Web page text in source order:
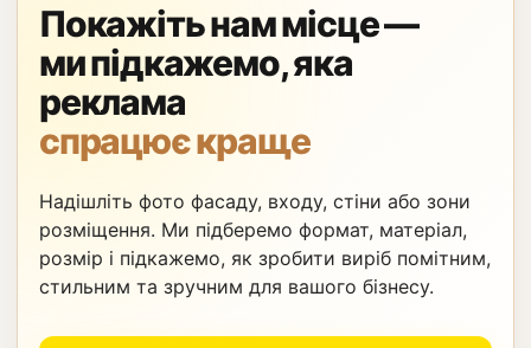
Покажіть нам місце —
ми підкажемо, яка
реклама
спрацює краще
Надішліть фото фасаду, входу, стіни або зони
розміщення. Ми підберемо формат, матеріал,
розмір і підкажемо, як зробити виріб помітним,
стильним та зручним для вашого бізнесу.